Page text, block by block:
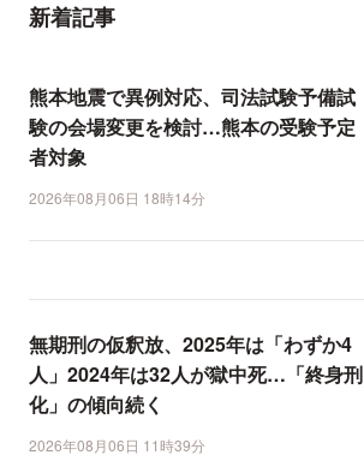
新着記事
熊本地震で異例対応、司法試験予備試
験の会場変更を検討…熊本の受験予定
者対象
2026年08月06日 18時14分
無期刑の仮釈放、2025年は「わずか4
人」2024年は32人が獄中死…「終身刑
化」の傾向続く
2026年08月06日 11時39分